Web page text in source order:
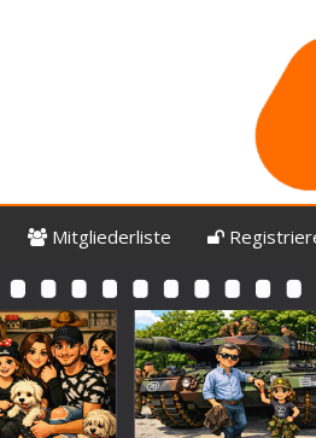
Mitgliederliste